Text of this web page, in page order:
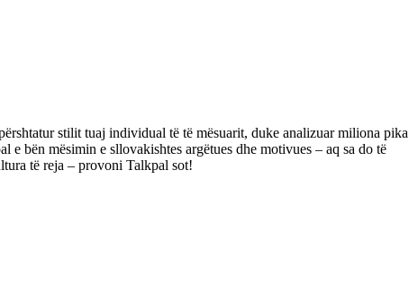
stilit tuaj individual të të mësuarit, duke analizuar miliona pika
bën mësimin e sllovakishtes argëtues dhe motivues – aq sa do të
të reja – provoni Talkpal sot!